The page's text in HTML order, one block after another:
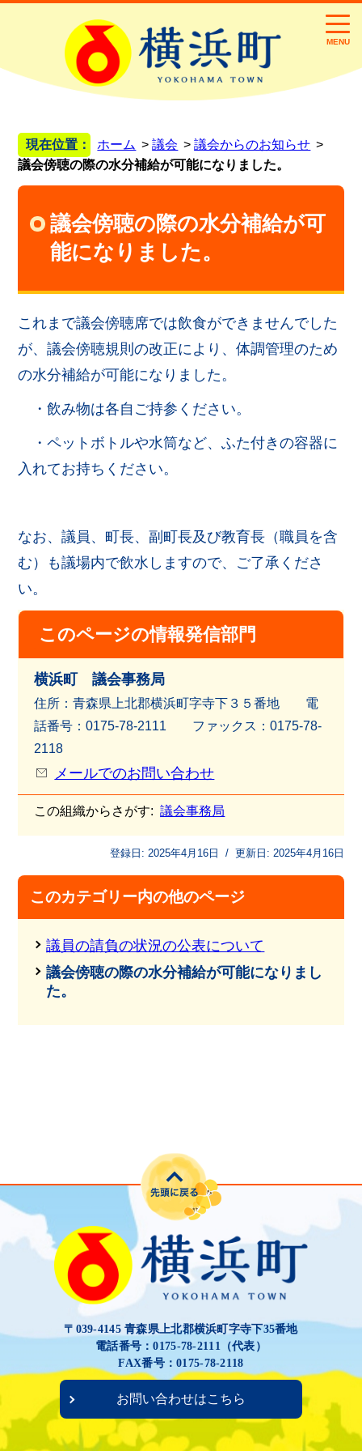
MENU
現在位置： ホーム 議会
議会からのお知らせ
議会傍聴の際の水分補給が可能になりました。
議会傍聴の際の水分補給が可
能になりました。
これまで議会傍聴席では飲食ができませんでした
が、議会傍聴規則の改正により、体調管理のため
の水分補給が可能になりました。
・飲み物は各自ご持参ください。
・ペットボトルや水筒など、ふた付きの容器に
入れてお持ちください。
なお、議員、町長、副町長及び教育長（職員を含
む）も議場内で飲水しますので、ご了承くださ
い。
このページの情報発信部門
横浜町 議会事務局
住所：青森県上北郡横浜町字寺下３５番地 電
話番号：0175-78-2111 ファッ クス：0175-78-
2118
メールでのお問い合わせ
この組織からさがす:議会事務局
登録日: 2025年4月16日 / 更新日: 2025年4月16日
このカテゴリー内の他のページ
議員の請負の状況の公表について
議会傍聴の際の水分補給が可能になりまし
た。
〒039-4145 青森県上北郡横浜町字寺下35番地
電話番号：0175-78-2111（代表）
FAX番号：0175-78-2118
お問い合わせはこちら